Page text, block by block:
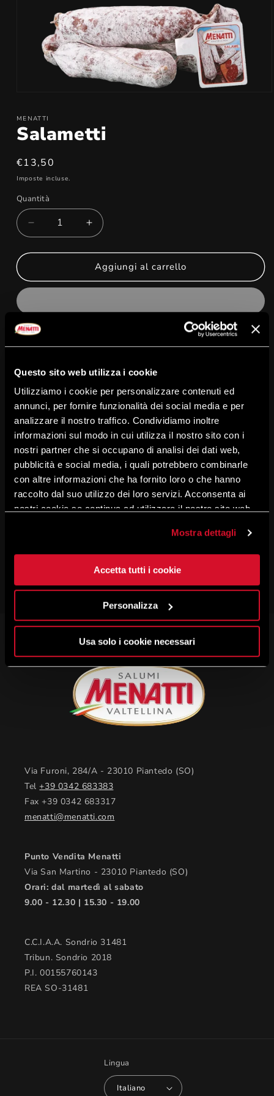
Questo sito web utilizza i cookie
Utilizziamo i cookie per personalizzare contenuti ed
annunci, per fornire funzionalità dei social media e per
analizzare il nostro traffico. Condividiamo inoltre
informazioni sul modo in cui utilizza il nostro sito con i
nostri partner che si occupano di analisi dei dati web,
pubblicità e social media, i quali potrebbero combinarle
con altre informazioni che ha fornito loro o che hanno
raccolto dal suo utilizzo dei loro servizi. Acconsenta ai
nostri cookie se continua ad utilizzare il nostro sito web.
Mostra dettagli
Accetta tutti i cookie
Personalizza
Usa solo i cookie necessari
MENATTI
Salametti
Prezzo
di
listino
€13,50
Imposte incluse.
Quantità
Diminuisci
quantità
per
Aumenta
quantità
per
Salametti
Aggiungi al carrello
appetitoso: il Salametto Menatti nasce da carni suine
selezionate, con granelli di lardo e insaccato in budello
naturale, ed è ideale da assaporare in tutti i momenti
della giornata, dall'aperitivo alla merenda alla cena.
Condividi
Descrizione e conservazione
Ingredienti e valori nutrizionali
Via Furoni, 284/A - 23010 Piantedo (SO)
Tel +39 0342 683383
Fax +39 0342 683317
menatti@menatti.com
Punto Vendita Menatti
Via San Martino - 23010 Piantedo (SO)
Orari: dal martedì al sabato
9.00 - 12.30 | 15.30 - 19.00
C.C.I.A.A. Sondrio 31481
Tribun. Sondrio 2018
P.I. 00155760143
REA SO-31481
Lingua
Italiano